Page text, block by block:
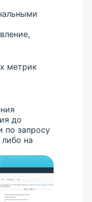
метрик
до
по запросу
либо на